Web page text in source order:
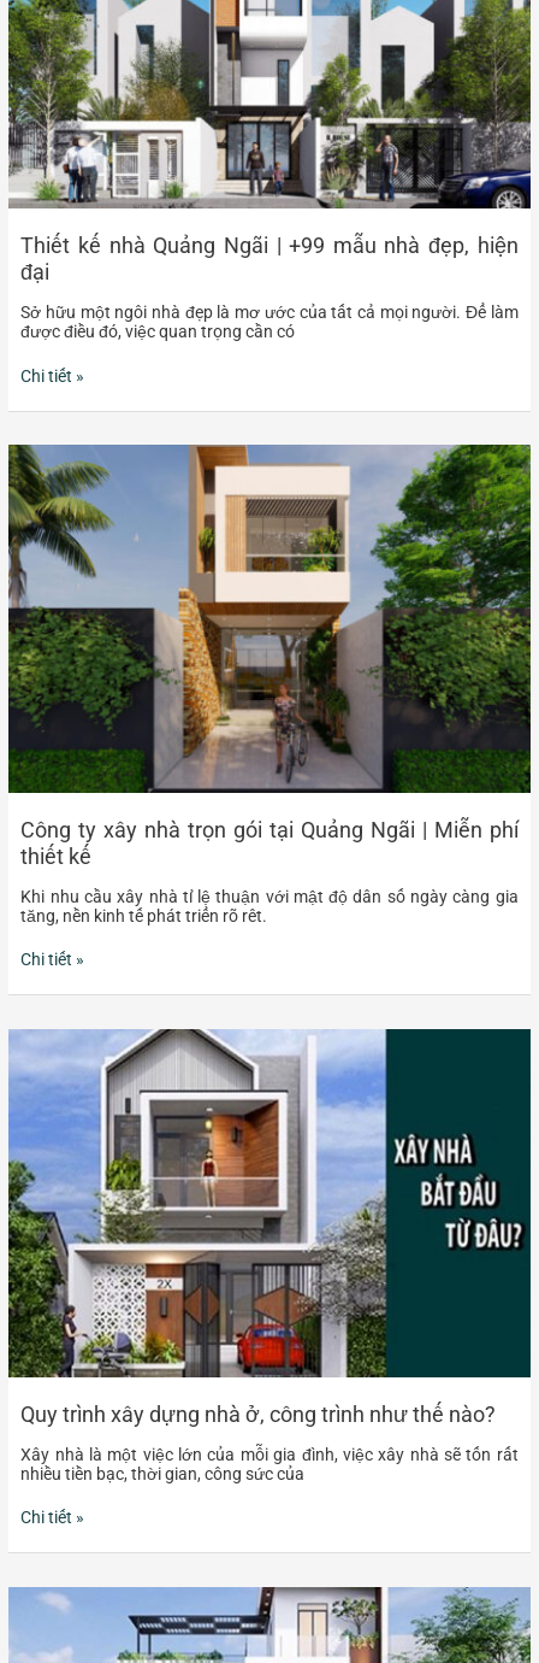
Thiết kế nhà Quảng Ngãi | +99 mẫu nhà đẹp, hiện
đại
Sở hữu một ngôi nhà đẹp là mơ ước của tất cả mọi người. Để làm
được điều đó, việc quan trọng cần có
nhà
đẹp,
hiện
đại
Chi tiết »
Công ty xây nhà trọn gói tại Quảng Ngãi | Miễn phí
thiết kế
Khi nhu cầu xây nhà tỉ lệ thuận với mật độ dân số ngày càng gia
tăng, nền kinh tế phát triển rõ rêt.
Công
ty
xây
nhà
trọn
gói
tại
Quảng
Ngãi
|
Miễn
phí
thiết
kế
Chi tiết »
Quy trình xây dựng nhà ở, công trình như thế nào?
Xây nhà là một việc lớn của mỗi gia đình, việc xây nhà sẽ tốn rất
nhiều tiền bạc, thời gian, công sức của
Quy
trình
xây
công
trình
như
thế
nào?
Chi tiết »
Có
xây